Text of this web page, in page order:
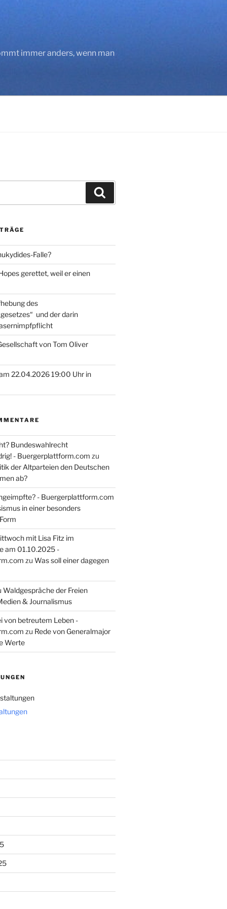
immer anders, wenn man
Falle?
gerettet, weil er einen
des
und der darin
von Tom Oliver
22.04.2026 19:00 Uhr in
Bundeswahlrecht
- Buergerplattform.com zu
der Altparteien den Deutschen
ab?
- Buergerplattform.com
in einer besonders
mit Lisa Fitz im
am 01.10.2025 -
zu Was soll einer dagegen
Waldgespräche der Freien
& Journalismus
von betreutem Leben -
zu Rede von Generalmajor
Werte